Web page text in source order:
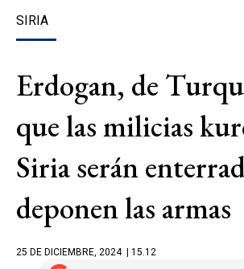
SIRIA
Erdogan, de
que las milicias
Siria serán
deponen las armas
25 DE DICIEMBRE, 2024 | 15.12